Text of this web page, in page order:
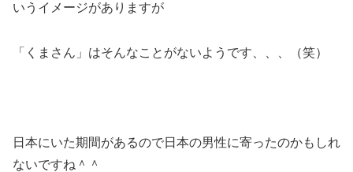
いうイメージがありますが
「くまさん」はそんなことがないようです、、、（笑）
日本にいた期間があるので日本の男性に寄ったのかもしれ
ないですね＾＾